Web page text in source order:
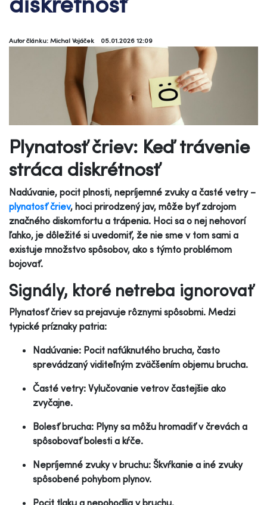
Autor článku: Michal Vojáček 05.01.2026 12:09
Plynatosť čriev: Keď trávenie
stráca diskrétnosť
Nadúvanie, pocit plnosti, nepríjemné zvuky a časté vetry –
plynatosť čriev, hoci prirodzený jav, môže byť zdrojom
značného diskomfortu a trápenia. Hoci sa o nej nehovorí
ľahko, je dôležité si uvedomiť, že nie sme v tom sami a
existuje množstvo spôsobov, ako s týmto problémom
bojovať.
Signály, ktoré netreba ignorovať
Plynatosť čriev sa prejavuje rôznymi spôsobmi. Medzi
typické príznaky patria:
Nadúvanie: Pocit nafúknutého brucha, často
sprevádzaný viditeľným zväčšením objemu brucha.
Časté vetry: Vylučovanie vetrov častejšie ako
zvyčajne.
Bolesť brucha: Plyny sa môžu hromadiť v črevách a
spôsobovať bolesti a kŕče.
Nepríjemné zvuky v bruchu: Škvŕkanie a iné zvuky
spôsobené pohybom plynov.
Pocit tlaku a nepohodlia v bruchu.